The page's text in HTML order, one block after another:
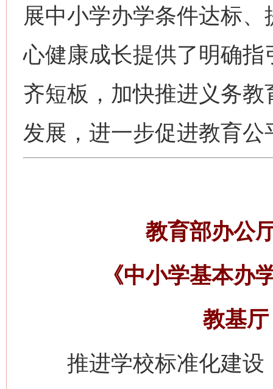
展中小学办学条件达标
心健康成长提供了明确
齐短板，加快推进义务
发展，进一步促进教育
教育部办公
《中小学基本办
教基
推进学校标准化建设